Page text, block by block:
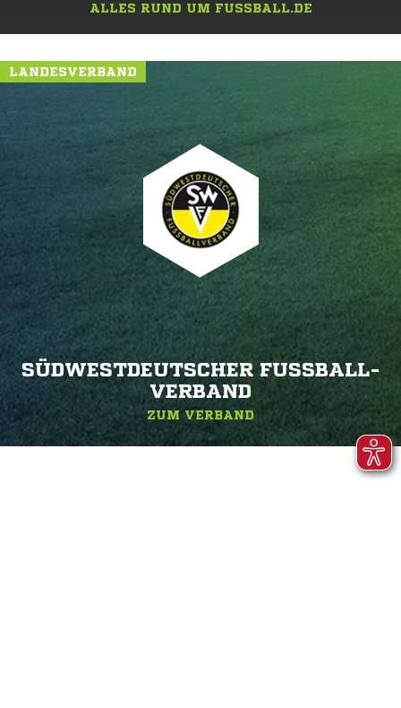
ALLES RUND UM FUSSBALL.DE
LANDESVERBAND
SÜDWESTDEUTSCHER FUSSBALL-V
ERBAND
ZUM VERBAND